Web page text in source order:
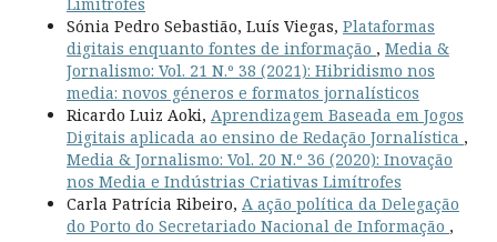
Sónia Pedro Sebastião, Luís Viegas, Plataformas
digitais enquanto fontes de informação , Media &
Jornalismo: Vol. 21 N.º 38 (2021): Hibridismo nos
media: novos géneros e formatos jornalísticos
Ricardo Luiz Aoki, Aprendizagem Baseada em Jogos
Digitais aplicada ao ensino de Redação Jornalística ,
Media & Jornalismo: Vol. 20 N.º 36 (2020): Inovação
nos Media e Indústrias Criativas Limítrofes
Carla Patrícia Ribeiro, A ação política da Delegação
do Porto do Secretariado Nacional de Informação ,